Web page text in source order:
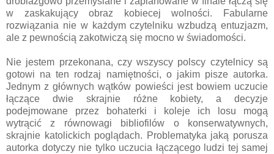
w zaskakujący obraz kobiecej wolności. Fabularne
rozwiązania nie w każdym czytelniku wzbudzą entuzjazm,
ale z pewnością zakotwiczą się mocno w świadomości.
Nie jestem przekonana, czy wszyscy polscy czytelnicy są
gotowi na ten rodzaj namiętności, o jakim pisze autorka.
Jednym z głównych wątków powieści jest bowiem uczucie
łączące dwie skrajnie różne kobiety, a decyzje
podejmowane przez bohaterki i koleje ich losu mogą
wytrącić z równowagi bibliofilów o konserwatywnych,
skrajnie katolickich poglądach. Problematyka jaką porusza
autorka dotyczy nie tylko uczucia łączącego ludzi tej samej